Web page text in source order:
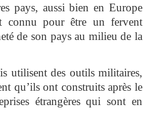
pays, aussi bien en Europe
connu pour être un fervent
de son pays au milieu de la
utilisent des outils militaires,
qu’ils ont construits après le
étrangères qui sont en